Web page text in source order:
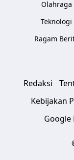
Olahraga
Teknologi
Ragam
Redaksi
Kebijakan
Google